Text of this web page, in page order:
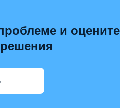
и оцените
решения